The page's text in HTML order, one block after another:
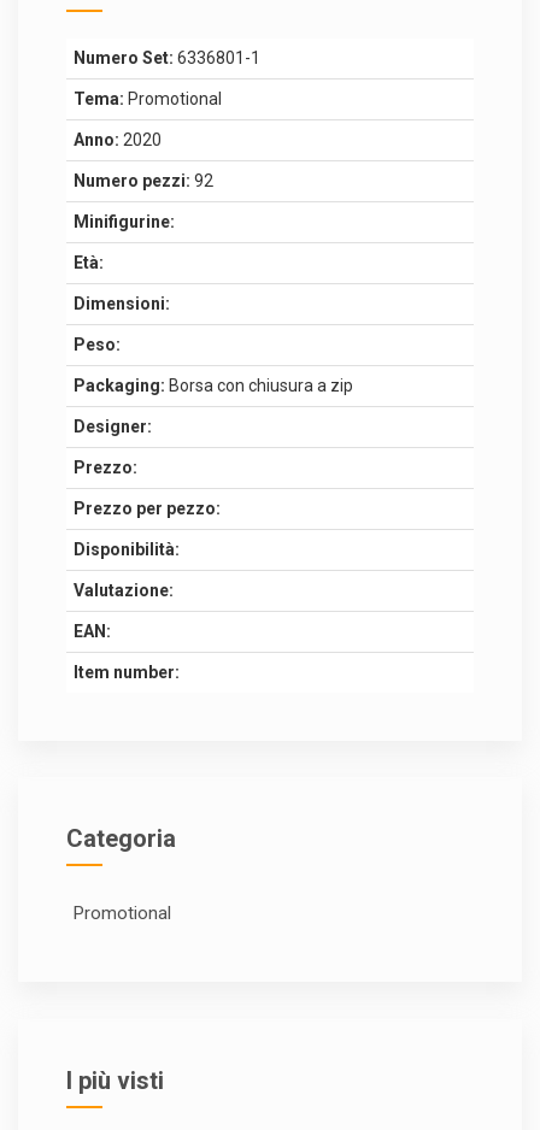
Numero Set: 6336801-1
Tema: Promotional
Anno: 2020
Numero pezzi: 92
Minifigurine:
Età:
Dimensioni:
Peso:
Packaging: Borsa con chiusura a zip
Designer:
Prezzo:
Prezzo per pezzo:
Disponibilità:
Valutazione:
EAN:
Item number:
Categoria
Promotional
I più visti